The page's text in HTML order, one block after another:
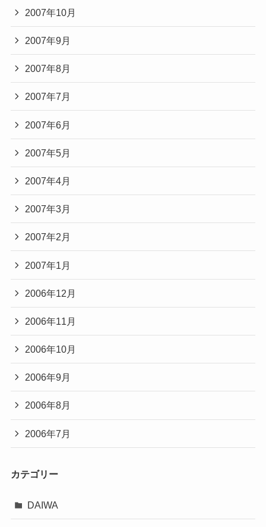
2007年10月
2007年9月
2007年8月
2007年7月
2007年6月
2007年5月
2007年4月
2007年3月
2007年2月
2007年1月
2006年12月
2006年11月
2006年10月
2006年9月
2006年8月
2006年7月
カテゴリー
DAIWA